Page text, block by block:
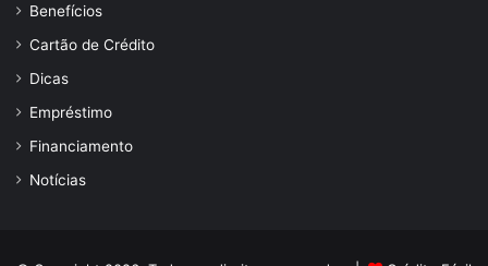
Benefícios
Cartão de Crédito
Dicas
Empréstimo
Financiamento
Notícias